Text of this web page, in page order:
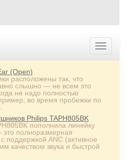
(Open)
расположены так, что
слышно — не всем это
не надо полностью
во время пробежки по
Philips TAPH805BK
пополнила линейку
полноразмерная
поддержкой ANC (активное
качеством звука и быстрой